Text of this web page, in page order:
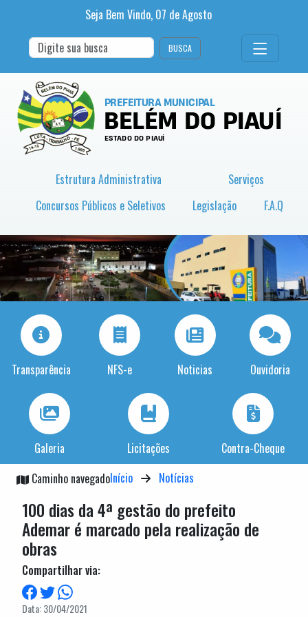
Seja Bem Vindo, 07 deAgosto
BUSCA
Estrutura Administrativa
Serviços
Concursos Públicos e Seletivos
Legislação F.A.Q
Transparência NFS-e Noticias Ouvidoria
Galeria Licitações
Contra-Cheque
Caminho navegadoInício Notícias
100 dias da 4ª gestão do prefeito
Ademar é marcado pela realização de
obras
Compartilhar via:
Data: 30/04/2021